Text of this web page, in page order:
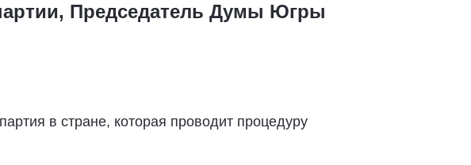
Председатель Думы Югры
в стране, которая проводит процедуру